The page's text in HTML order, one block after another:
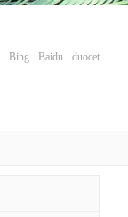
Bing Baidu duocet